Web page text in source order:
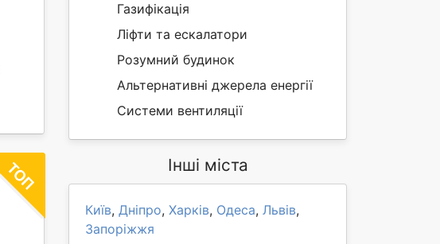
Газифікація
Ліфти та ескалатори
Розумний будинок
Альтернативні джерела енергії
Системи вентиляції
Інші міста
Київ, Дніпро, Харків, Одеса, Львів,
Запоріжжя